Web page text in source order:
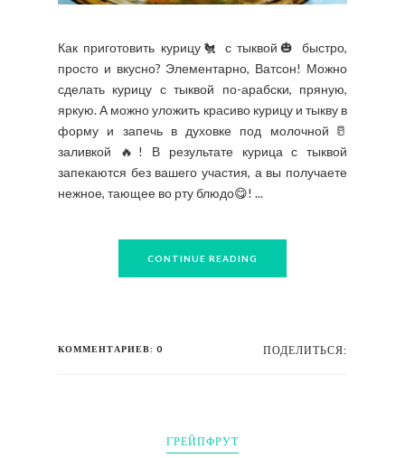
Как приготовить курицу🐔 с тыквой🎃 быстро,
просто и вкусно? Элементарно, Ватсон! Можно
сделать курицу с тыквой по-арабски, пряную,
яркую. А можно уложить красиво курицу и тыкву в
форму и запечь в духовке под молочной🥛
заливкой 🔥! В результате курица с тыквой
запекаются без вашего участия, а вы получаете
нежное, тающее во рту блюдо😋! ...
CONTINUE READING
КОММЕНТАРИЕВ: 0 ПОДЕЛИТЬСЯ:
ГРЕЙПФРУТ